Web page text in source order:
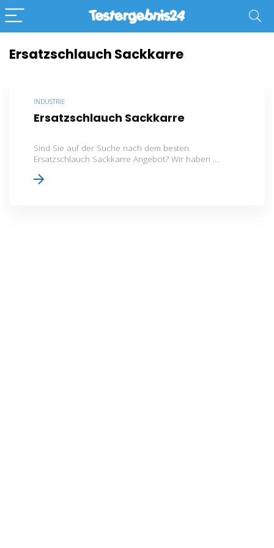
Ersatzschlauch Sackkarre
INDUSTRIE
Ersatzschlauch Sackkarre
Sind Sie auf der Suche nach dem besten
Ersatzschlauch Sackkarre Angebot? Wir haben ...